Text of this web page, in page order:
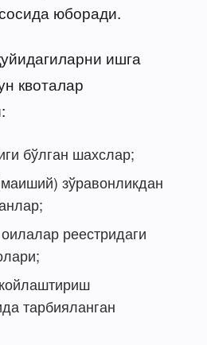
юборади.
ишга
квоталар
бўлган шахслар;
зўравонликдан
реестридаги
тарбияланган